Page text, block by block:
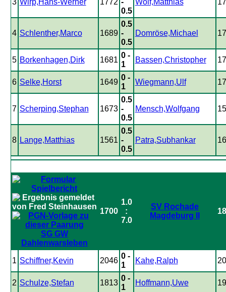
3 Wirp,Hans-Werner 1772 -
0.5
Wolf,Matthias
4 Schlenther,Marco 1689
0.5
-
0.5
Domröse,Michael
5 Borkenhagen,Dirk 1681
0 -
1
Bassen,Christopher
6 Selke,Horst 1649
0 -
1
Wiegmann,Ulf
7 Scherping,Stephan 1673
0.5
-
0.5
Mensch,Wolfgang
8 Lange,Matthias 1561
0.5
-
0.5
Patra,Subhankar
SG GW
Dahlenwarsleben
1700
1.0
:
7.0
SV Rochade
Magdeburg II
1 Schiffner,Kevin 2046
0 -
1
Kahe,Ralph
2 Schulze,Stefan 1813
0 -
1
Hoffmann,Uwe